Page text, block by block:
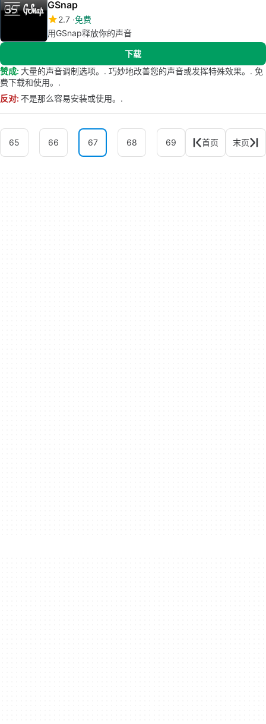
GSnap
2.7 免费
用GSnap释放你的声音
下载
赞成: 大量的声音调制选项。. 巧妙地改善您的声音或发挥特殊效果。. 免
费下载和使用。.
反对: 不是那么容易安装或使用。.
65 66 67 68 69 首页 末页